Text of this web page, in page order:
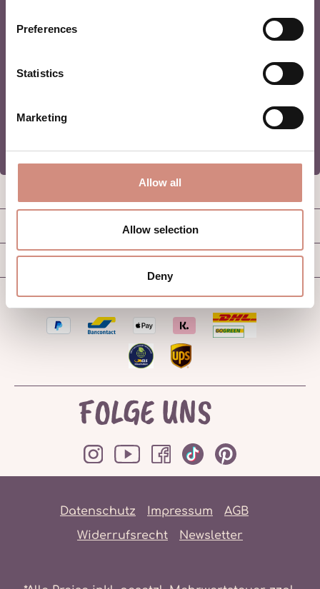
Preferences
Statistics
Marketing
Allow all
Allow selection
Deny
Mit deiner Anmeldung erklärst du dich einverstanden, in
WIR HELFEN DIR GERNE
GOOD TO KNOW
B2B
FOLGE UNS
Datenschutz Impressum
AGB
Widerrufsrecht
Newsletter